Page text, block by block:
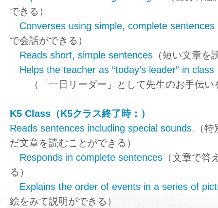
できる）
Converses using simple, complete sentences
で会話ができる）
Reads short, simple sentences （短い文章を
Helps the teacher as “today’s leader” in class
（「一日リーダー」として先生のお手伝
K5 Class（K5クラス終了時：）
Reads sentences including special sounds. （
だ文章を読むことができる）
Responds in complete sentences （文章で答
る）
Explains the order of events in a series of
絵をみて説明ができる）